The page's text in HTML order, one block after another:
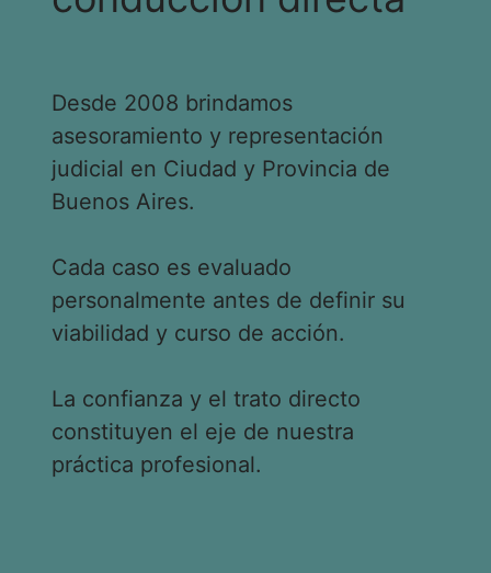
Desde 2008 brindamos
asesoramiento y representación
judicial en Ciudad y Provincia de
Buenos Aires.
Cada caso es evaluado
personalmente antes de definir su
viabilidad y curso de acción.
La confianza y el trato directo
constituyen el eje de nuestra
práctica profesional.